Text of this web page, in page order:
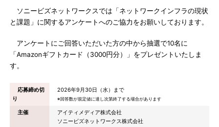
ソニービズネットワークスでは「ネットワークインフラの現状
と課題」に関するアンケートへのご協力をお願いしております。
アンケートにご回答いただいた方の中から抽選で10名に
「Amazonギフトカード（3000円分）」をプレゼントいたしま
す。
応募締め切
り
2026年9月30日（水）まで
※回答数が規定値に達し次第終了する場合があります
主催
アイティメディア株式会社
ソニービズネットワークス株式会社